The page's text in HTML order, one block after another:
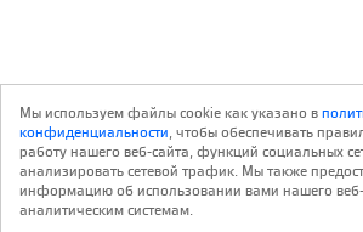
Мы используем файлы cookie как указано в
конфиденциальности, чтобы обеспечивать
работу нашего веб-сайта, функций социальных
анализировать сетевой трафик. Мы также
информацию об использовании вами нашего
аналитическим системам.